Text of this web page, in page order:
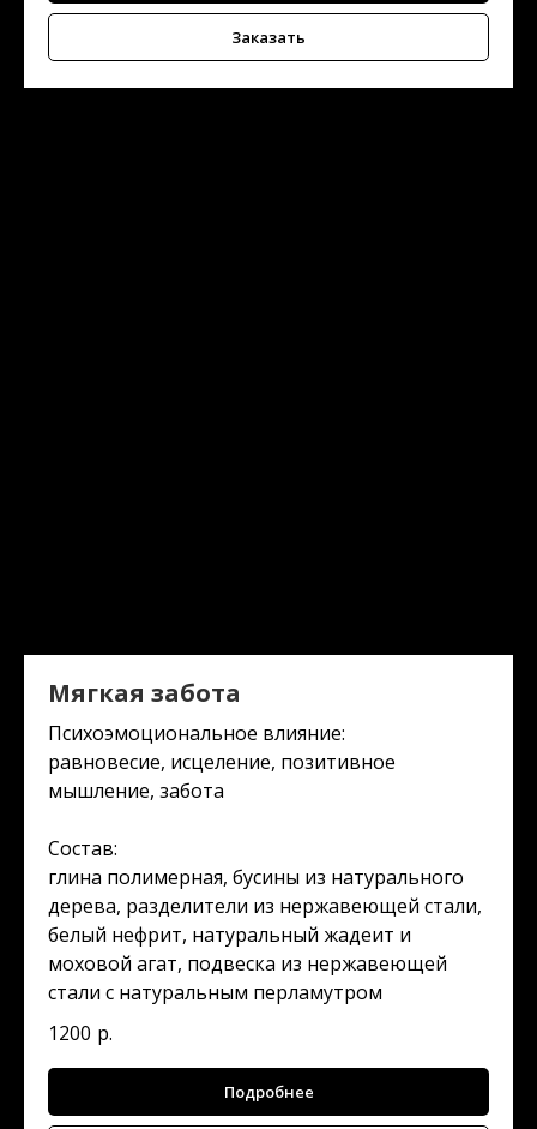
Заказать
Мягкая забота
Психоэмоциональное влияние:
равновесие, исцеление, позитивное
мышление, забота
Состав:
глина полимерная, бусины из натурального
дерева, разделители из нержавеющей стали,
белый нефрит, натуральный жадеит и
моховой агат, подвеска из нержавеющей
стали с натуральным перламутром
1200 р.
Подробнее